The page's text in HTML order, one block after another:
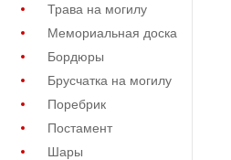
Трава на могилу
Мемориальная доска
Бордюры
Брусчатка на могилу
Поребрик
Постамент
Шары